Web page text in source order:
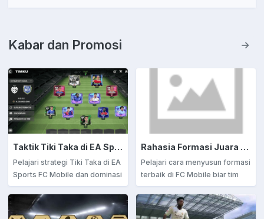
Kabar dan Promosi
Taktik Tiki Taka di EA Sports FC Mobile: Panduan Lengkap Strategi Menyerang Elegan
Pelajari strategi Tiki Taka di EA
Sports FC Mobile dan dominasi
lapangan dengan gaya main
cepat, rapi, dan efektif. Baca
panduan lengkapnya sekarang!
Rahasia Formasi Juara di FC Mobile! Begini Cara Susunnya Biar Auto Menang!
Pelajari cara menyusun formasi
terbaik di FC Mobile biar tim
kamu makin solid, efektif, dan
siap menang di semua mode
pertandingan. Yuk, bongkar